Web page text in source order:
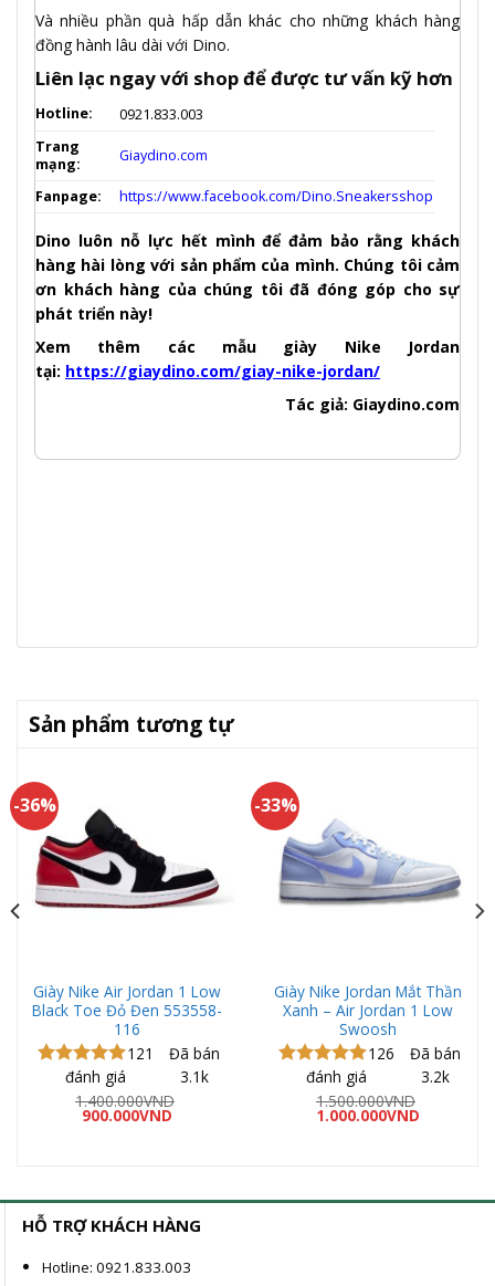
Và nhiều phần quà hấp dẫn khác cho những khách hàng
đồng hành lâu dài với Dino.
Liên lạc ngay với shop để được tư vấn kỹ hơn
Hotline:
0921.833.003
Trang
mạng:
Giaydino.com
Fanpage: https://www.facebook.com/Dino.Sneakersshop
Dino luôn nỗ lực hết mình để đảm bảo rằng khách
hàng hài lòng với sản phẩm của mình. Chúng tôi cảm
ơn khách hàng của chúng tôi đã đóng góp cho sự
phát triển này!
Xem thêm các mẫu giày Nike Jordan
tại: https://giaydino.com/giay-nike-jordan/
Tác giả: Giaydino.com
Sản phẩm tương tự
-36%
Giày Nike Air Jordan 1 Low
Black Toe Đỏ Đen 553558-
116
Được xếp
hạng 5.00
121
đánh giá
Đã bán
3.1k
1.400.000VND
Giá
900.000VND
-33%
Giày Nike Jordan Mắt Thần
Xanh – Air Jordan 1 Low
Swoosh
Được xếp
hạng 5.00
5 sao
126
đánh giá
Đã bán
3.2k
1.500.000VND
Giá
1.000.000VND
HỖ TRỢ KHÁCH HÀNG
Hotline: 0921.833.003